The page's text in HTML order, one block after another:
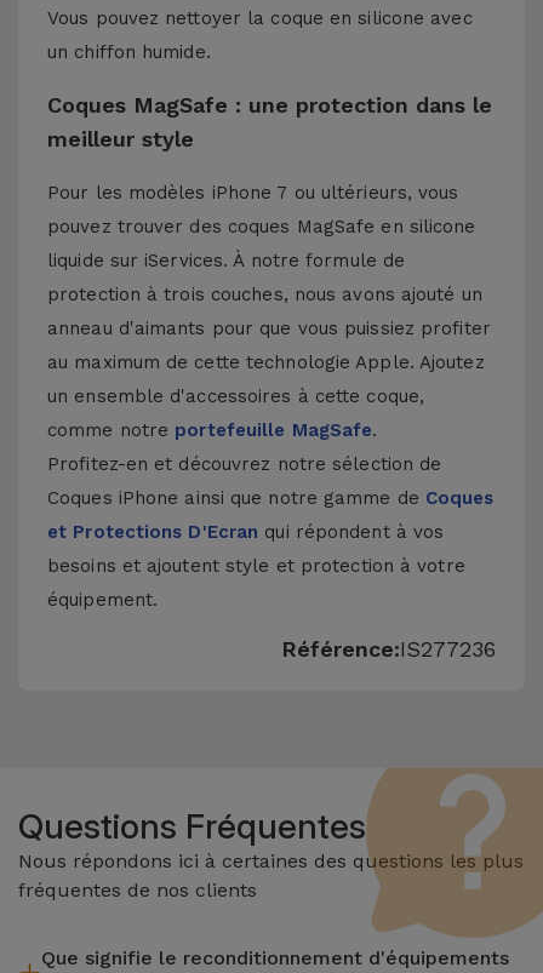
Vous pouvez nettoyer la coque en silicone avec
un chiffon humide.
Coques MagSafe : une protection dans le
meilleur style
Pour les modèles iPhone 7 ou ultérieurs, vous
pouvez trouver des coques MagSafe en silicone
liquide sur iServices. À notre formule de
protection à trois couches, nous avons ajouté un
anneau d'aimants pour que vous puissiez profiter
au maximum de cette technologie Apple. Ajoutez
un ensemble d'accessoires à cette coque,
comme notre portefeuille MagSafe.
Profitez-en et découvrez notre sélection de
Coques iPhone ainsi que notre gamme de Coques
et Protections D'Ecran qui répondent à vos
besoins et ajoutent style et protection à votre
équipement.
Référence:IS277236
Questions Fréquentes
Nous répondons ici à certaines des questions les plus
fréquentes de nos clients
Que signifie le reconditionnement d'équipements